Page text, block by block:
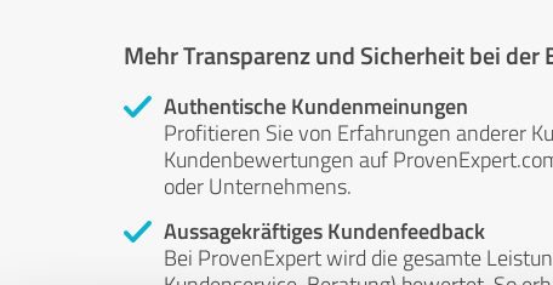
Mehr Transparenz und Sicherheit bei der
Authentische Kundenmeinungen
Profitieren Sie von Erfahrungen anderer
Kundenbewertungen auf
oder Unternehmens.
Aussagekräftiges Kundenfeedback
Bei ProvenExpert wird die gesamte